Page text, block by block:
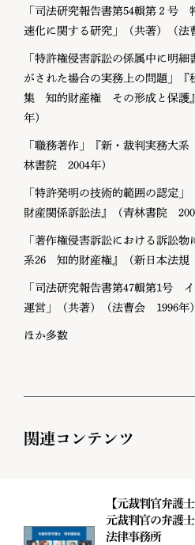
「司法研究報告書第54輯第２号
速化に関する研究」（共著）（法
「特許権侵害訴訟の係属中に明
がされた場合の実務上の問題」『
集 知的財産権 その形成と保護
年）
「職務著作」『新・裁判実務大
林書院 2004年）
「特許発明の技術的範囲の認定
財産関係訴訟法』（青林書院
「著作権侵害訴訟における訴訟
系26 知的財産権』（新日本法規
「司法研究報告書第47輯第1号
運営」（共著）（法曹会 1996年）
ほか多数
関連コンテンツ
【元裁判官弁護
元裁判官の弁護
法律事務所